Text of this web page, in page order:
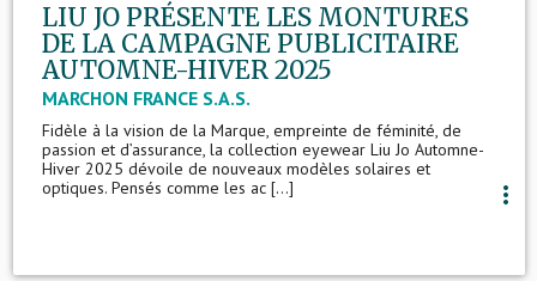
LIU JO PRÉSENTE LES MONTURES
DE LA CAMPAGNE PUBLICITAIRE
AUTOMNE-HIVER 2025
MARCHON FRANCE S.A.S.
Fidèle à la vision de la Marque, empreinte de féminité, de
passion et d’assurance, la collection eyewear Liu Jo Automne-
Hiver 2025 dévoile de nouveaux modèles solaires et
optiques. Pensés comme les ac [...]
more_vert